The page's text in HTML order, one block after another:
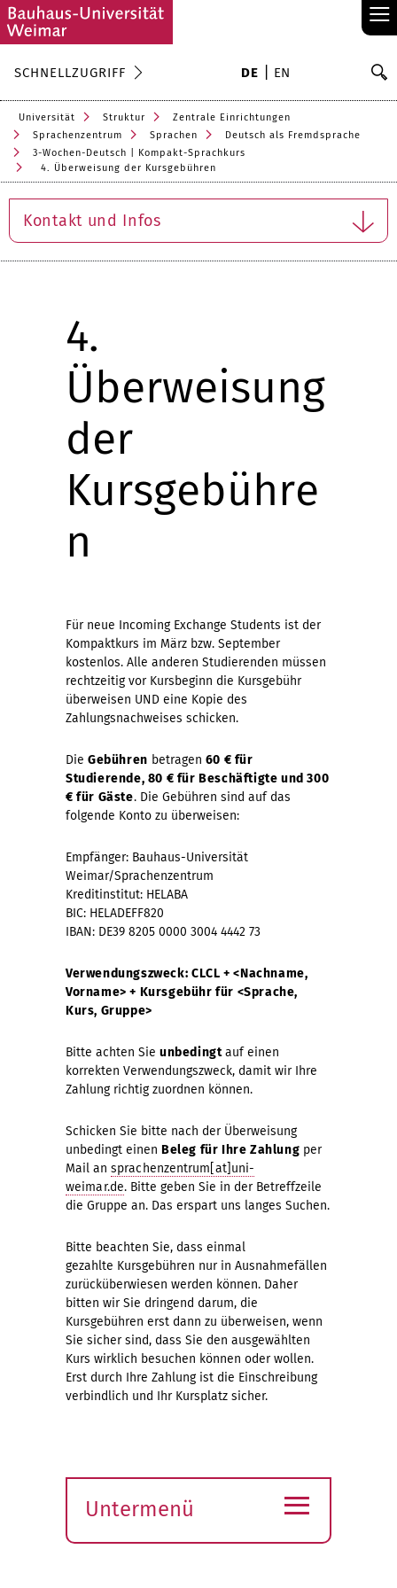
≡
SCHNELLZUGRIFF DE EN
Universität Struktur
Zentrale Einrichtungen
Sprachenzentrum
Sprachen
Deutsch als Fremdsprache
3-Wochen-Deutsch | Kompakt-Sprachkurs
4. Überweisung der Kursgebühren
Kontakt und Infos
4.
Überweisung
der
Kursgebühre
n
Für neue Incoming Exchange Students ist der
Kompaktkurs im März bzw. September
kostenlos. Alle anderen Studierenden müssen
rechtzeitig vor Kursbeginn die Kursgebühr
überweisen UND eine Kopie des
Zahlungsnachweises schicken.
Die Gebühren betragen 60 € für
Studierende, 80 € für Beschäftigte und 300
€ für Gäste. Die Gebühren sind auf das
folgende Konto zu überweisen:
Empfänger: Bauhaus-Universität
Weimar/Sprachenzentrum
Kreditinstitut: HELABA
BIC: HELADEFF820
IBAN: DE39 8205 0000 3004 4442 73
Verwendungszweck: CLCL + <Nachname,
Vorname> + Kursgebühr für <Sprache,
Kurs, Gruppe>
Bitte achten Sie unbedingtauf einen
korrekten Verwendungszweck, damit wir Ihre
Zahlung richtig zuordnen können.
Schicken Sie bitte nach der Überweisung
unbedingt einen Beleg für Ihre Zahlung per
Mail an sprachenzentrum[at]uni-
weimar.de. Bitte geben Sie in der Betreffzeile
die Gruppe an. Das erspart uns langes Suchen.
Bitte beachten Sie, dass einmal
gezahlte Kursgebühren nur in Ausnahmefällen
zurücküberwiesen werden können. Daher
bitten wir Sie dringend darum, die
Kursgebühren erst dann zu überweisen, wenn
Sie sicher sind, dass Sie den ausgewählten
Kurs wirklich besuchen können oder wollen.
Erst durch Ihre Zahlung ist die Einschreibung
verbindlich und Ihr Kursplatz sicher.
Untermenü
≡